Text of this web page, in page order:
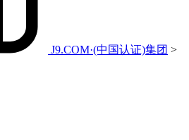
J9.COM·(中国认证)集团 >